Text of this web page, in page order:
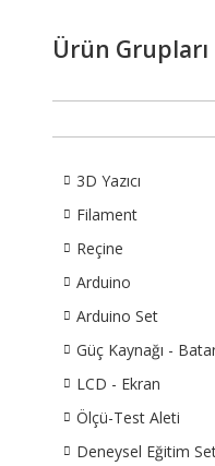
Ürün Grupları
3D Yazıcı
Filament
Reçine
Arduino
Arduino Set
Güç Kaynağı -
LCD - Ekran
Ölçü-Test Aleti
Deneysel Eğitim